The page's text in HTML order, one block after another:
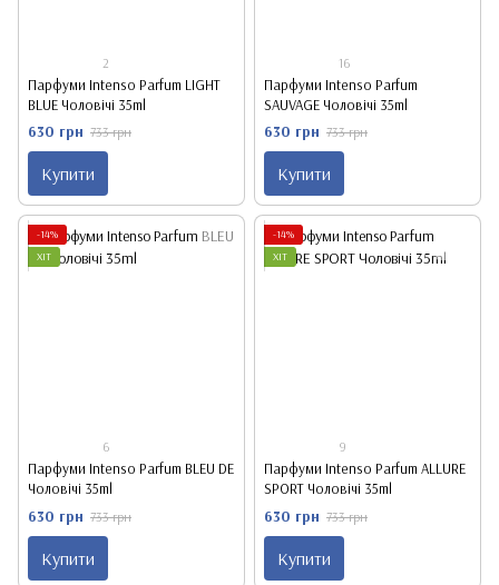
2
Парфуми Intenso Parfum LIGHT
BLUE Чоловічі 35ml
630 грн 733 грн
Купити
16
Парфуми Intenso Parfum
SAUVAGE Чоловічі 35ml
630 грн 733 грн
Купити
-14%
ХІТ
6
Парфуми Intenso Parfum BLEU DE
Чоловічі 35ml
630 грн 733 грн
Купити
-14%
ХІТ
9
Парфуми Intenso Parfum ALLURE
SPORT Чоловічі 35ml
630 грн 733 грн
Купити